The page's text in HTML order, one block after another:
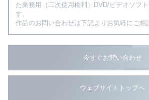
た業務用（二次使用権利）DVD/ビデオソフ
す。
作品のお問い合わせは下記よりお気軽にご相
今すぐお問い合わせ
ウェブサイトトップへ